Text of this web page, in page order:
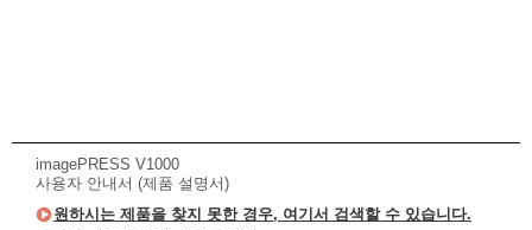
imagePRESS V1000
사용자 안내서 (제품 설명서)
원하시는 제품을 찾지 못한 경우, 여기서 검색할 수 있습니다.